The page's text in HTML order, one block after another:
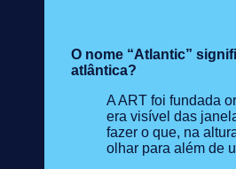
O nome “Atlantic”
atlântica?
A ART foi fundada
era visível das
fazer o que, na
olhar para além de